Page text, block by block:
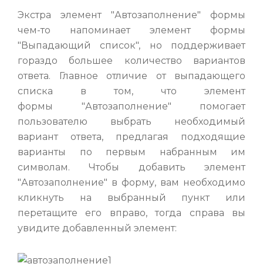
Экстра элемент "Автозаполнение" формы
чем-то напоминает элемент формы
"Выпадающий список", но поддерживает
гораздо большее количество вариантов
ответа. Главное отличие от выпадающего
списка в том, что элемент
формы "Автозаполнение" помогает
пользователю выбрать необходимый
вариант ответа, предлагая подходящие
варианты по первым набранным им
символам. Чтобы добавить элемент
"Автозаполнение" в форму, вам необходимо
кликнуть на выбранный пункт или
перетащите его вправо, тогда справа вы
увидите добавленный элемент: